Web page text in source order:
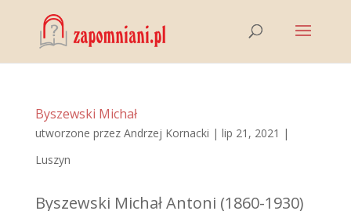
Byszewski Michał
utworzone przez Andrzej Kornacki | lip 21, 2021 |
Luszyn
Byszewski Michał Antoni (1860-1930)